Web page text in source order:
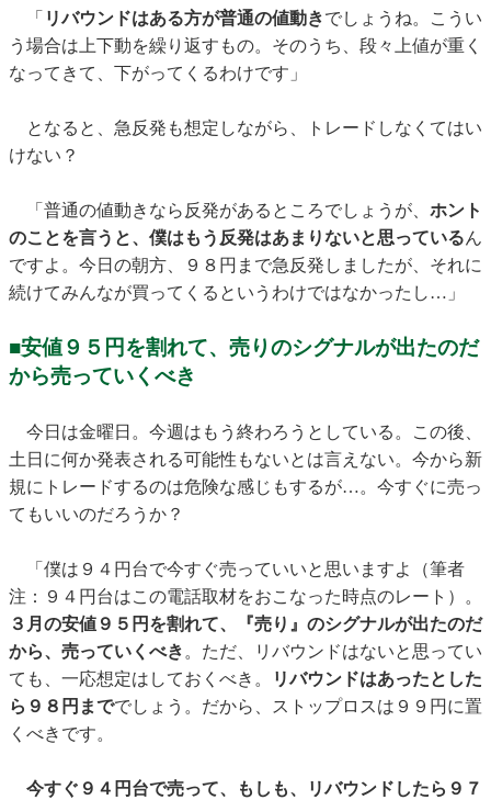
「 リバウンドはある方が普通の値動きでしょうね。こうい
う場合は上下動を繰り返すもの。そのうち、段々上値が重く
なってきて、下がってくるわけです」
となると、急反発も想定しながら、トレードしなくてはい
けない？
「普通の値動きなら反発があるところでしょうが、 ホント
のことを言うと、僕はもう反発はあまりないと思っているん
ですよ。今日の朝方、９８円まで急反発しましたが、それに
続けてみんなが買ってくるというわけではなかったし…」
■安値９５円を割れて、売りのシグナルが出たのだ
から売っていくべき
今日は金曜日。今週はもう終わろうとしている。この後、
土日に何か発表される可能性もないとは言えない。今から新
規にトレードするのは危険な感じもするが…。今すぐに売っ
てもいいのだろうか？
「僕は９４円台で今すぐ売っていいと思いますよ（筆者
注：９４円台はこの電話取材をおこなった時点のレート）。
３月の安値９５円を割れて、『売り』のシグナルが出たのだ
から、売っていくべき 。ただ、リバウンドはないと思ってい
ても、一応想定はしておくべき。
リバウンドはあったとした
ら９８円まででしょう。だから、ストップロスは９９円に置
くべきです。
今すぐ９４円台で売って、もしも、リバウンドしたら９７